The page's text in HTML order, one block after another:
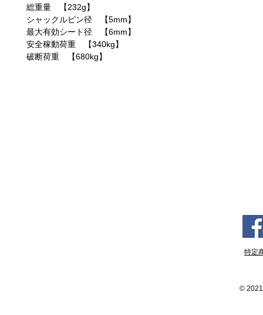
総重量 【232g】
シャックルピン径 【5mm】
最大有効シート径 【6mm】
安全稼動荷重 【340kg】
破断荷重 【680kg】
特定
©